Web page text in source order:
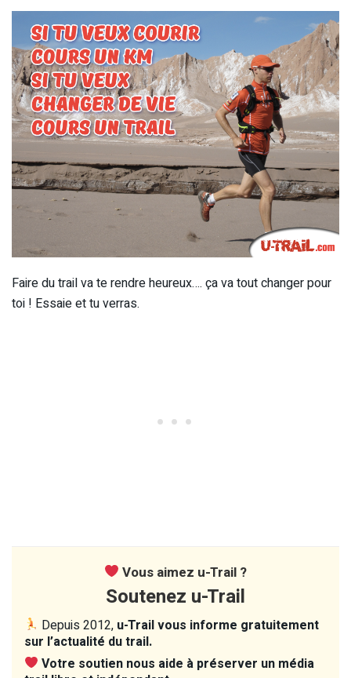
Faire du trail va te rendre heureux…. ça va tout changer pour
toi ! Essaie et tu verras.
Vous aimez u-Trail ?
Soutenez u-Trail
Depuis 2012, u-Trail vous informe gratuitement
sur l’actualité du trail.
Votre soutien nous aide à préserver un média